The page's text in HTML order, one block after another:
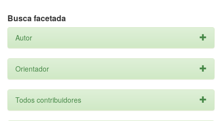
Busca facetada
Autor
Orientador
Todos contribuidores